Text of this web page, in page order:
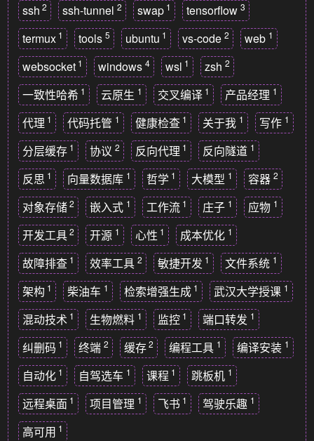
ssh 2 ssh-tunnel 2 swap 1 tensorflow 3
termux 1 tools 5 ubuntu 1 vs-code 2 web 1
websocket 1 windows 4 wsl 1 zsh 2
一致性哈希 1 云原生 1 交叉编译 1 产品经理 1
代理 1 代码托管 1 健康检查 1 关于我 1 写作 1
分层缓存 1 协议 2 反向代理 1 反向隧道 1
反思 1 向量数据库 1 哲学 1 大模型 1 容器 2
对象存储 2 嵌入式 1 工作流 1 庄子 1 应物 1
开发工具 2 开源 1 心性 1 成本优化 1
故障排查 1 效率工具 2 敏捷开发 1 文件系统 1
架构 1 柴油车 1 检索增强生成 1 武汉大学授课 1
混动技术 1 生物燃料 1 监控 1 端口转发 1
纠删码 1 终端 2 缓存 2 编程工具 1 编译安装 1
自动化 1 自驾选车 1 课程 1 跳板机 1
远程桌面 1 项目管理 1 飞书 1 驾驶乐趣 1
高可用 1